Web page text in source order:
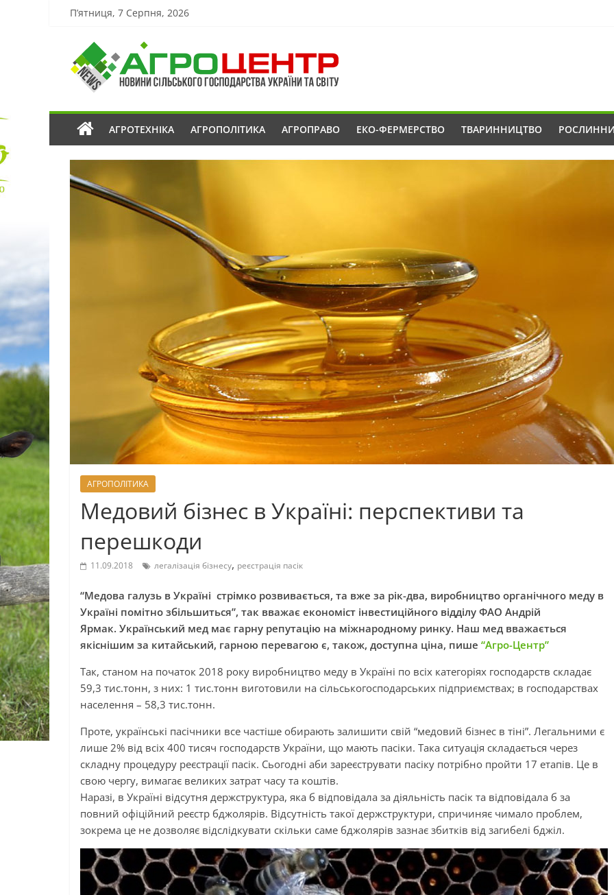
П’ятниця, 7 Серпня, 2026
АГРОТЕХНІКА АГРОПОЛІТИКА АГРОПРАВО ЕКО-ФЕРМЕРСТВО ТВАРИННИЦТВО
АГРОПОЛІТИКА
Медовий бізнес в Україні: перспективи та
перешкоди
11.09.2018 легалізація бізнесу, реєстрація пасік
“Медова галузь в Україні стрімко розвивається, та вже за рік-два, виробництво органічного меду в
Україні помітно збільшиться”, так вважає економіст інвестиційного відділу ФАО Андрій
Ярмак. Український мед має гарну репутацію на міжнародному ринку. Наш мед вважається
якіснішим за китайський, гарною перевагою є, також, доступна ціна, пише “Агро-Центр”
Так, станом на початок 2018 року виробництво меду в Україні по всіх категоріях господарств складає
59,3 тис.тонн, з них: 1 тис.тонн виготовили на сільськогосподарських підприємствах; в господарствах
населення – 58,3 тис.тонн.
Проте, українські пасічники все частіше обирають залишити свій “медовий бізнес в тіні”. Легальними є
лише 2% від всіх 400 тисяч господарств України, що мають пасіки. Така ситуація складається через
складну процедуру реєстрації пасік. Сьогодні аби зареєструвати пасіку потрібно пройти 17 етапів. Це в
свою чергу, вимагає великих затрат часу та коштів.
Наразі, в Україні відсутня держструктура, яка б відповідала за діяльність пасік та відповідала б за
повний офіційний реєстр бджолярів. Відсутність такої держструктури, спричиняє чимало проблем,
зокрема це не дозволяє відслідкувати скільки саме бджолярів зазнає збитків від загибелі бджіл.